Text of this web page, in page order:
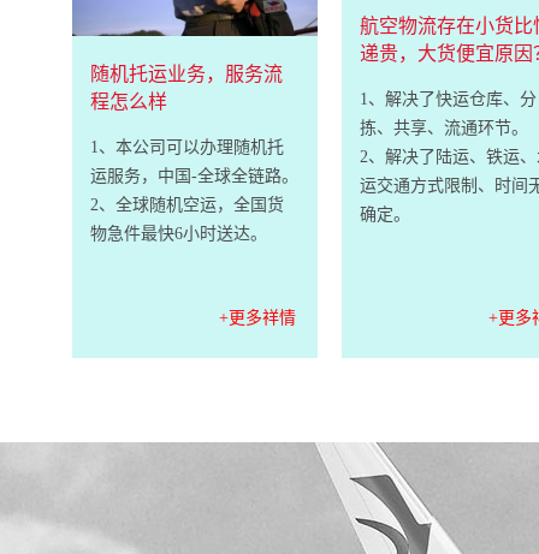
随机托运业务，服务流
程怎么样
1、本公司可以办理随机托
运服务，中国-全球全链路。
2、全球随机空运，全国货
物急件最快6小时送达。
+更多祥情
航空物流存在小货比
递贵，大货便宜原因
1、解决了快运仓库、分
拣、共享、流通环节。
2、解决了陆运、铁运、
运交通方式限制、时间
确定。
+更多